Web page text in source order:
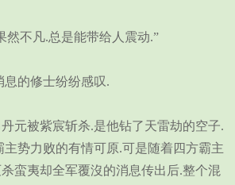
不凡.总是能带给人震动.”
的修士纷纷感叹.
被紫宸斩杀.是他钻了天雷劫的空子.
势力败的有情可原.可是随着四方霸主
蛮夷却全军覆沒的消息传出后.整个混